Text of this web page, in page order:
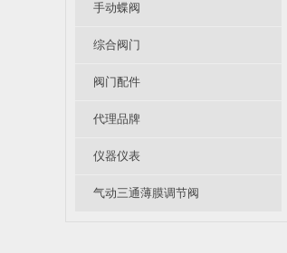
手动蝶阀
综合阀门
阀门配件
代理品牌
仪器仪表
气动三通薄膜调节阀